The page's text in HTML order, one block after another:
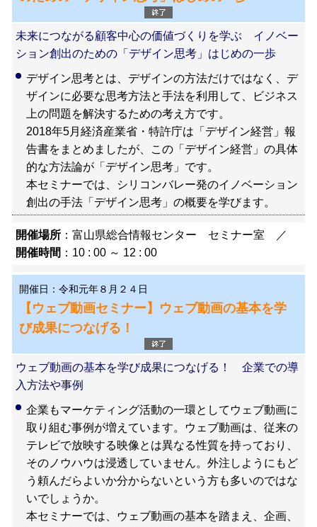
未来につながる顧客中心の価値づくりを学ぶ イノベー
ション創出のための「デザイン思考」はじめの一歩
デザイン思考とは、デザインの方法だけではなく、デ
ザインに必要な思考方法と手法を利用して、ビジネス
上の問題を解決するための考え方です。
2018年5月経済産業省・特許庁は「デザイン経営」報
告書をまとめましたが、この「デザイン経営」の具体
的な方法論が「デザイン思考」です。
本セミナーでは、シリコンバレー発のイノベーション
創出の手法「デザイン思考」の概要を学びます。
開催場所 ：富山県総合情報センター セミナー室 ／
開催時間 ：10 : 00 ～ 12 : 00
開催日：令和元年８月２４日
【ウェブ動画セミナー】ウェブ動画の基本を学
び成果につなげる！
ウェブ動画の基本を学び成果につなげる！ 企業での導
入方法や事例
企業もマーケティング活動の一環としてウェブ動画に
取り組む事例が増えています。ウェブ動画は、従来の
テレビで放映する映像とは異なる性質を持っており、
そのノウハウは浸透していません。外注しようにもど
う頼んだらよいか分からないという方も多いのではな
いでしょうか。
本セミナーでは、ウェブ動画の基本を踏まえ、企画、